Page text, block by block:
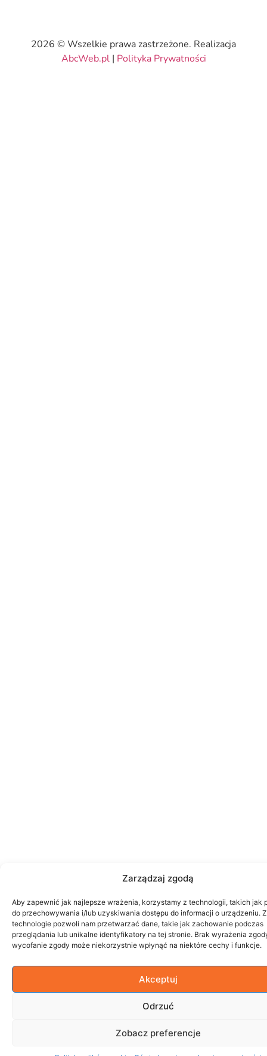
Zarządzaj zgodą
Aby zapewnić jak najlepsze wrażenia, korzystamy z technologii, takich jak
do przechowywania i/lub uzyskiwania dostępu do informacji o urządzeniu.
technologie pozwoli nam przetwarzać dane, takie jak zachowanie podczas
przeglądania lub unikalne identyfikatory na tej stronie. Brak wyrażenia
wycofanie zgody może niekorzystnie wpłynąć na niektóre cechy i funkcje.
Akceptuj
Odrzuć
Zobacz preferencje
2026 © Wszelkie prawa zastrzeżone. Realizacja
AbcWeb.pl| Polityka Prywatności